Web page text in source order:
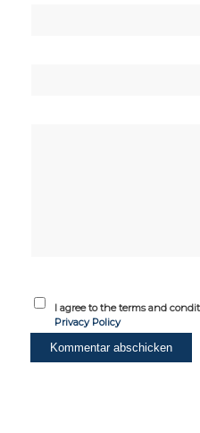
I agree to the terms and
Privacy Policy